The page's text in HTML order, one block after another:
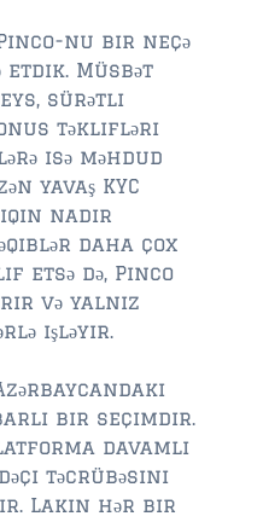
nu bir neçə
etdik. Müsbət
sürətli
təklifləri
isə məhdud
yavaş KYC
nadir
daha çox
etsə də, Pinco
və yalnız
işləyir.
bir seçimdir.
davamlı
təcrübəsini
Lakin hər bir